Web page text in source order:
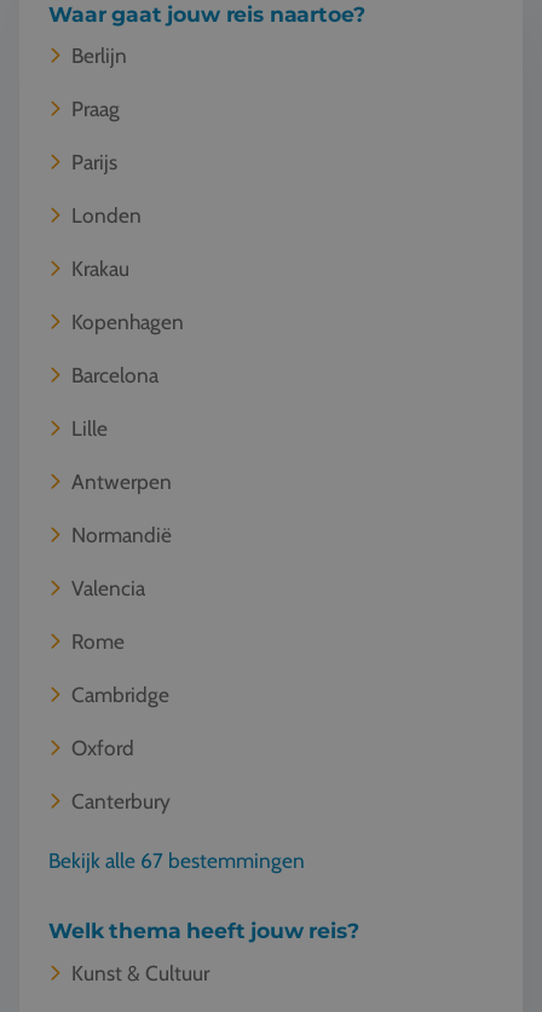
Contact
Waar gaat jouw reis naartoe?
Berlijn
Praag
Parijs
Londen
Krakau
Kopenhagen
Barcelona
Lille
Antwerpen
Normandië
Valencia
Rome
Cambridge
Oxford
Canterbury
Bekijk alle 67 bestemmingen
Welk thema heeft jouw reis?
Kunst & Cultuur